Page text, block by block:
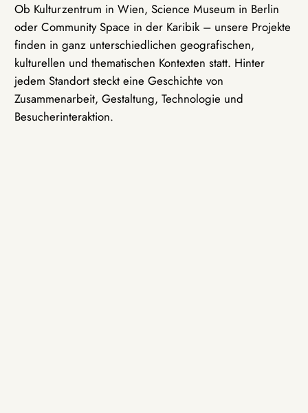
Ob Kulturzentrum in Wien, Science Museum in Berlin
oder Community Space in der Karibik – unsere Projekte
finden in ganz unterschiedlichen geografischen,
kulturellen und thematischen Kontexten statt. Hinter
jedem Standort steckt eine Geschichte von
Zusammenarbeit, Gestaltung, Technologie und
Besucherinteraktion.